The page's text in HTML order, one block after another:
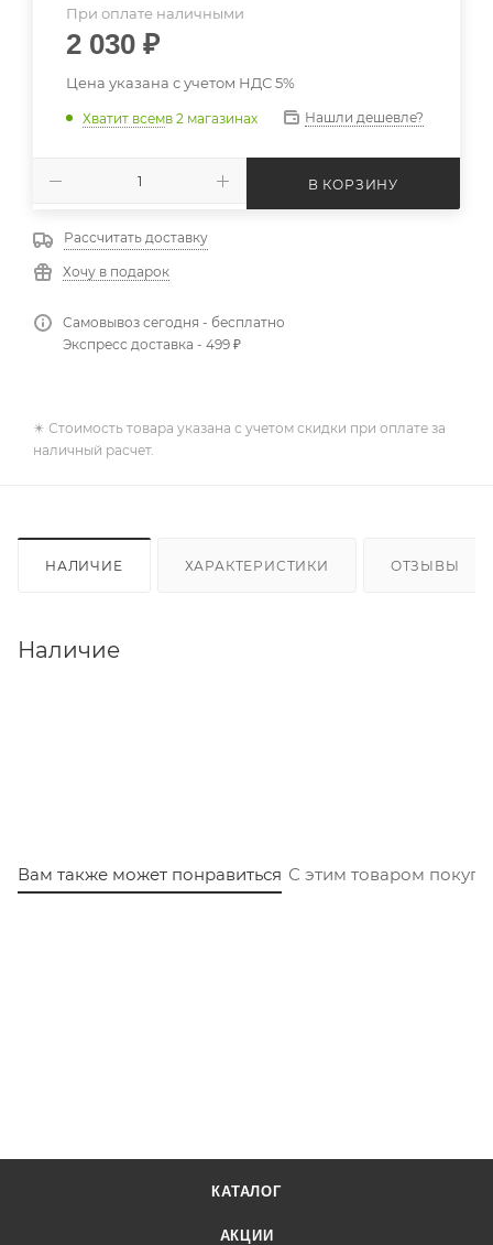
При оплате наличными
2 030 ₽
Цена указана с учетом НДС 5%
Хватит всемв 2 магазинах Нашли дешевле?
В КОРЗИНУ
Рассчитать доставку
Хочу в подарок
Самовывоз сегодня - бесплатно
Экспресс доставка - 499 ₽
✴️ Стоимость товара указана с учетом скидки при оплате за
наличный расчет.
НАЛИЧИЕ ХАРАКТЕРИСТИКИ ОТЗЫВЫ
Наличие
Вам также может понравиться С этим товаром
КАТАЛОГ
АКЦИИ